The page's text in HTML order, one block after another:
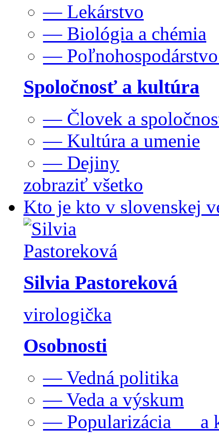
— Lekárstvo
— Biológia a chémia
—
Spoločnosť a kultúra
— Človek a
— Kultúra a umenie
— Dejiny
zobraziť všetko
Kto je kto v slovenskej
Silvia Pastoreková
virologička
Osobnosti
— Vedná politika
— Veda a výskum
— Popularizácia a